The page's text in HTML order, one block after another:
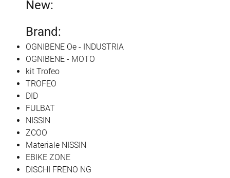
New:
Brand:
OGNIBENE Oe - INDUSTRIA
OGNIBENE - MOTO
kit Trofeo
TROFEO
DID
FULBAT
NISSIN
ZCOO
Materiale NISSIN
EBIKE ZONE
DISCHI FRENO NG